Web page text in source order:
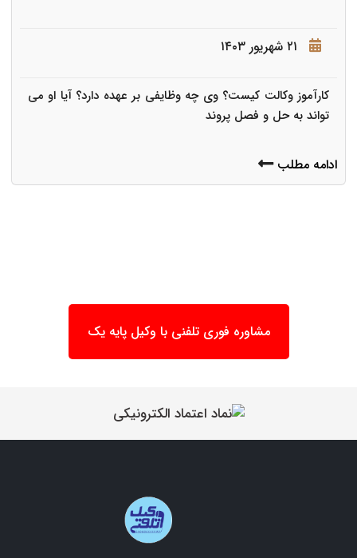
۲۱ شهریور ۱۴۰۳
کارآموز وکالت کیست؟ وی چه وظایفی بر عهده دارد؟ آیا او می
تواند به حل و فصل پروند
ادامه مطلب
مشاوره فوری تلفنی با وکیل پایه یک